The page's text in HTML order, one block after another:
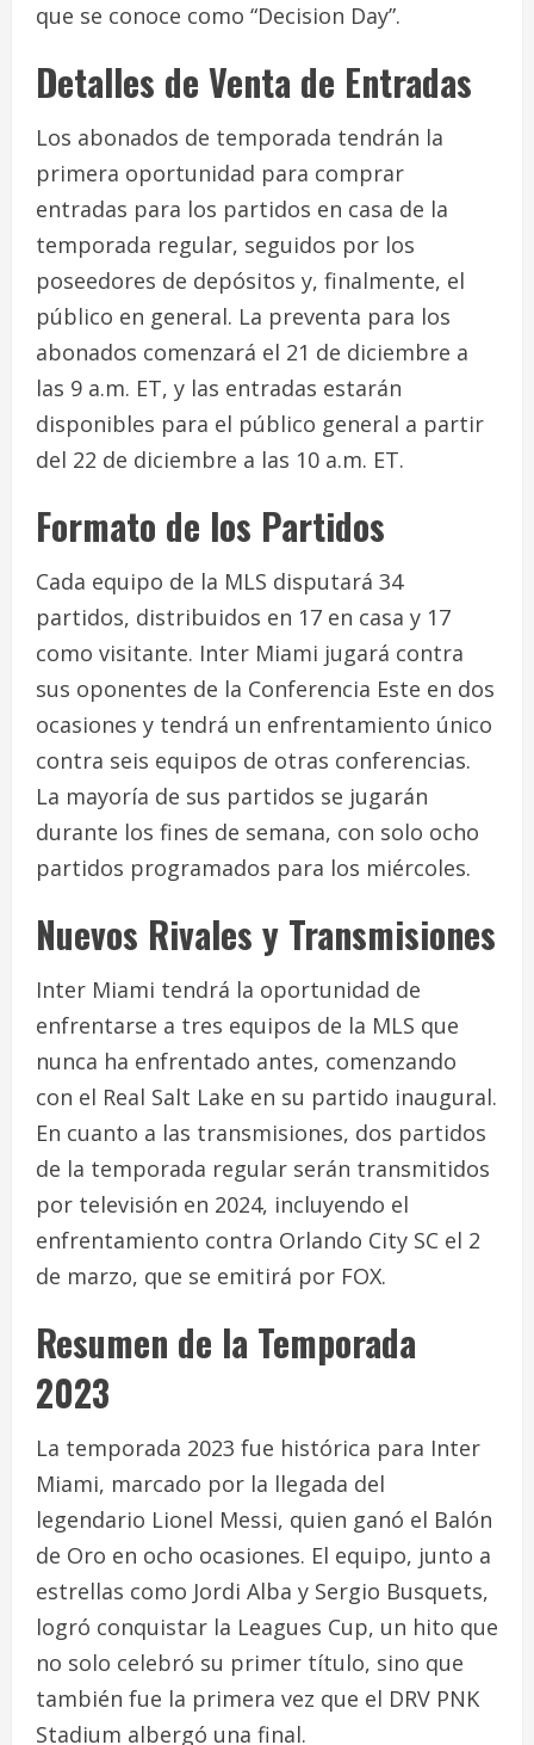
que se conoce como “Decision Day”.
Detalles de Venta de Entradas
Los abonados de temporada tendrán la
primera oportunidad para comprar
entradas para los partidos en casa de la
temporada regular, seguidos por los
poseedores de depósitos y, finalmente, el
público en general. La preventa para los
abonados comenzará el 21 de diciembre a
las 9 a.m. ET, y las entradas estarán
disponibles para el público general a partir
del 22 de diciembre a las 10 a.m. ET.
Formato de los Partidos
Cada equipo de la MLS disputará 34
partidos, distribuidos en 17 en casa y 17
como visitante. Inter Miami jugará contra
sus oponentes de la Conferencia Este en dos
ocasiones y tendrá un enfrentamiento único
contra seis equipos de otras conferencias.
La mayoría de sus partidos se jugarán
durante los fines de semana, con solo ocho
partidos programados para los miércoles.
Nuevos Rivales y Transmisiones
Inter Miami tendrá la oportunidad de
enfrentarse a tres equipos de la MLS que
nunca ha enfrentado antes, comenzando
con el Real Salt Lake en su partido inaugural.
En cuanto a las transmisiones, dos partidos
de la temporada regular serán transmitidos
por televisión en 2024, incluyendo el
enfrentamiento contra Orlando City SC el 2
de marzo, que se emitirá por FOX.
Resumen de la Temporada
2023
La temporada 2023 fue histórica para Inter
Miami, marcado por la llegada del
legendario Lionel Messi, quien ganó el Balón
de Oro en ocho ocasiones. El equipo, junto a
estrellas como Jordi Alba y Sergio Busquets,
logró conquistar la Leagues Cup, un hito que
no solo celebró su primer título, sino que
también fue la primera vez que el DRV PNK
Stadium albergó una final.